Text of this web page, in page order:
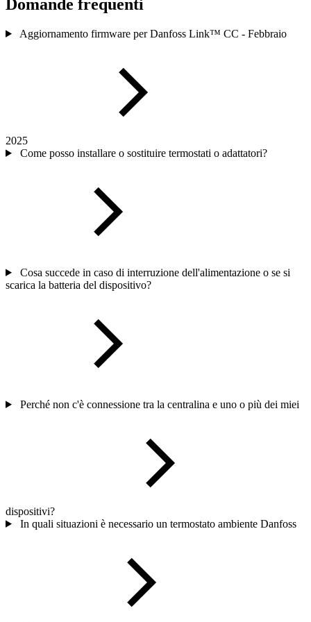
Domande frequenti
Aggiornamento firmware per Danfoss Link™ CC - Febbraio
2025
Come posso installare o sostituire termostati o adattatori?
Cosa succede in caso di interruzione dell'alimentazione o se si
scarica la batteria del dispositivo?
Perché non c'è connessione tra la centralina e uno o più dei miei
dispositivi?
In quali situazioni è necessario un termostato ambiente Danfoss